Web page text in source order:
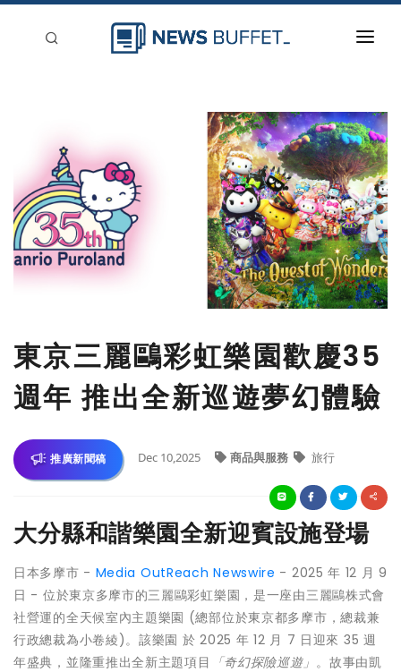
登入
刊登
東京三麗鷗彩虹樂園歡慶35
週年 推出全新巡遊夢幻體驗
推廣新聞稿 Dec 10,2025 商品與服務 旅行
大分縣和諧樂園全新迎賓設施登場
日本多摩市 - Media OutReach Newswire - 2025 年 12 月 9
日 - 位於東京多摩市的三麗鷗彩虹樂園，是一座由三麗鷗株式會
社營運的全天候室內主題樂園 (總部位於東京都多摩市，總裁兼
行政總裁為小卷綾)。該樂園 於 2025 年 12 月 7 日迎來 35 週
年盛典，並隆重推出全新主題項目
「奇幻探險巡遊」 。故事由凱